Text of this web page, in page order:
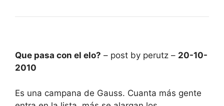
Que pasa con el elo? – post by perutz – 20-10-
2010
Es una campana de Gauss. Cuanta más gente